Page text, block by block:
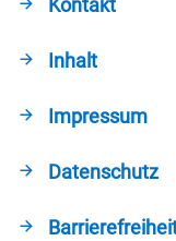
Kontakt
Inhalt
Impressum
Datenschutz